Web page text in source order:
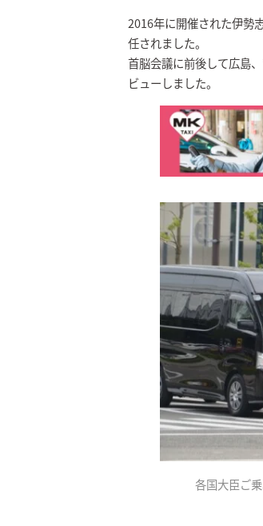
2016年に開催された伊勢
任されました。
首脳会議に前後して広島
ビューしました。
各国大臣ご